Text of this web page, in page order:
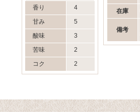
在庫
備考
香り
4
甘み
5
酸味
3
苦味
2
コク
2